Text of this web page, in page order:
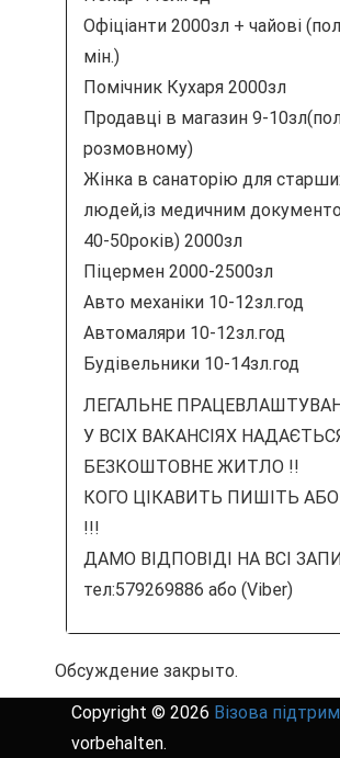
Офіціанти 2000зл + чайові
мін.)
Помічник Кухаря 2000зл
Продавці в магазин 9-
розмовному)
Жінка в санаторію для
людей,із медичним
40-50років) 2000зл
Піцермен 2000-2500зл
Авто механіки 10-12зл.год
Автомаляри 10-12зл.год
Будівельники 10-14зл.год
ЛЕГАЛЬНЕ
У ВСІХ ВАКАНСІЯХ
БЕЗКОШТОВНЕ ЖИТЛО !!
КОГО ЦІКАВИТЬ ПИШІТЬ АБО
!!!
ДАМО ВІДПОВІДІ НА ВСІ
тел:579269886 або (Viber)
Обсуждение закрыто.
Copyright © 2026 Візова
vorbehalten.